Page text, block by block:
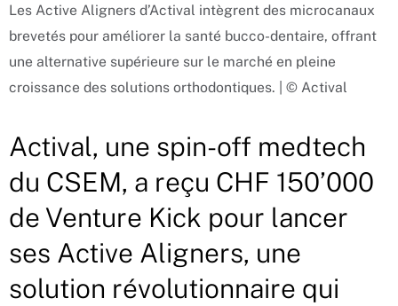
Les Active Aligners d’Actival intègrent des microcanaux
brevetés pour améliorer la santé bucco-dentaire, offrant
une alternative supérieure sur le marché en pleine
croissance des solutions orthodontiques. | © Actival
Actival, une spin-off medtech
du CSEM, a reçu CHF 150’000
de Venture Kick pour lancer
ses Active Aligners, une
solution révolutionnaire qui